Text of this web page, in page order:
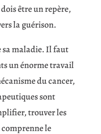
être un repère,
la guérison.
sa maladie. Il faut
un énorme travail
du cancer,
sont
trouver les
le